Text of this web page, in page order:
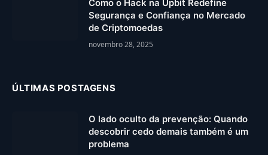
Como o Hack na Upbit Redefine
Segurança e Confiança no Mercado
de Criptomoedas
novembro 28, 2025
ÚLTIMAS POSTAGENS
O lado oculto da prevenção: Quando
descobrir cedo demais também é um
problema